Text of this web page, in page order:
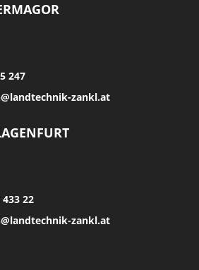
247
zankl.at
433 22
zankl.at